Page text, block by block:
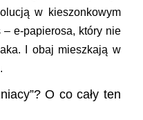
w kieszonkowym
e-papierosa, który nie
I obaj mieszkają w
O co cały ten